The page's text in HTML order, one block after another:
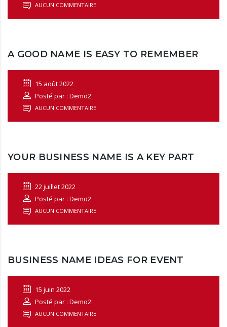
AUCUN COMMENTAIRE
A GOOD NAME IS EASY TO REMEMBER
15 août 2022
Posté par : Demo2
AUCUN COMMENTAIRE
YOUR BUSINESS NAME IS A KEY PART
22 juillet 2022
Posté par : Demo2
AUCUN COMMENTAIRE
BUSINESS NAME IDEAS FOR EVENT
15 juin 2022
Posté par : Demo2
AUCUN COMMENTAIRE